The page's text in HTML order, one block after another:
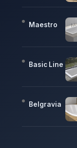
Maestro
Basic Line
Belgravia